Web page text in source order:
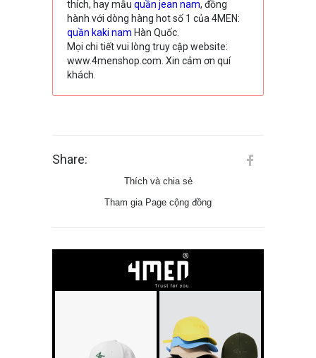
thích, hay mẫu quần jean nam, đồng
hành với dòng hàng hot số 1 của 4MEN:
quần kaki nam Hàn Quốc.
Mọi chi tiết vui lòng truy cập website:
www.4menshop.com. Xin cảm ơn quí
khách.
Share:
Thích và chia sẻ
Tham gia Page cộng đồng